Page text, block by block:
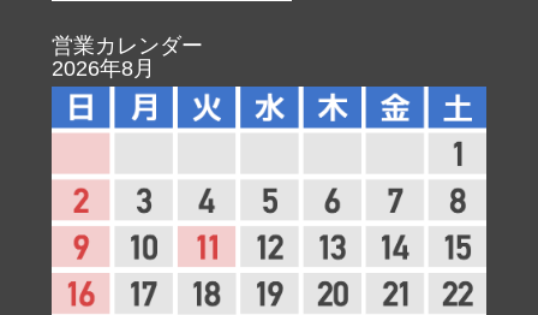
営業カレンダー
2026年8月